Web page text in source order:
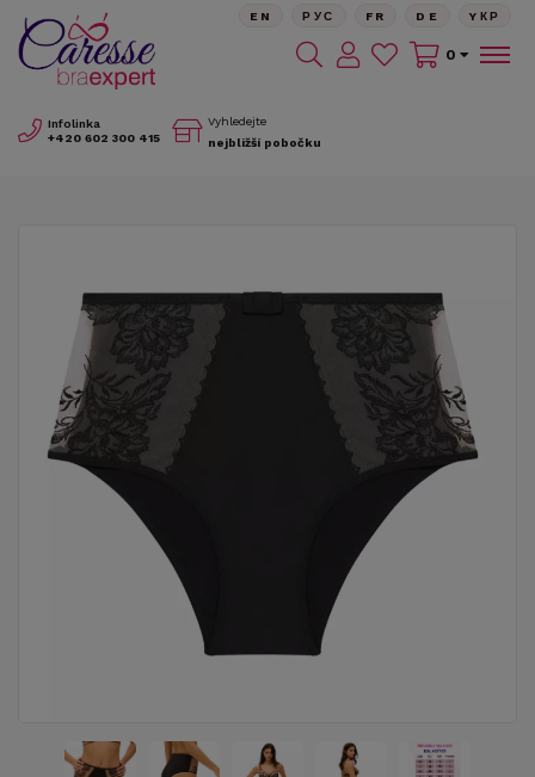
Infolinka
+420 602 300 415
Vyhledejte
nejbližší pobočku
EN РУС FR DE YКР
0